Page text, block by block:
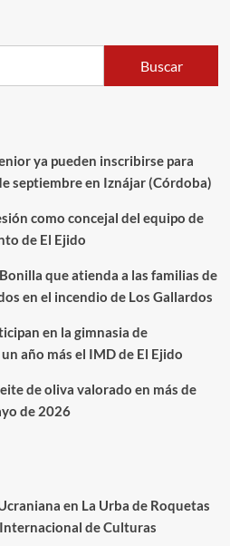
Buscar
ya pueden inscribirse para
septiembre en Iznájar (Córdoba)
como concejal del equipo de
de El Ejido
que atienda a las familias de
en el incendio de Los Gallardos
en la gimnasia de
año más el IMD de El Ejido
de oliva valorado en más de
de 2026
en La Urba de Roquetas
de Culturas